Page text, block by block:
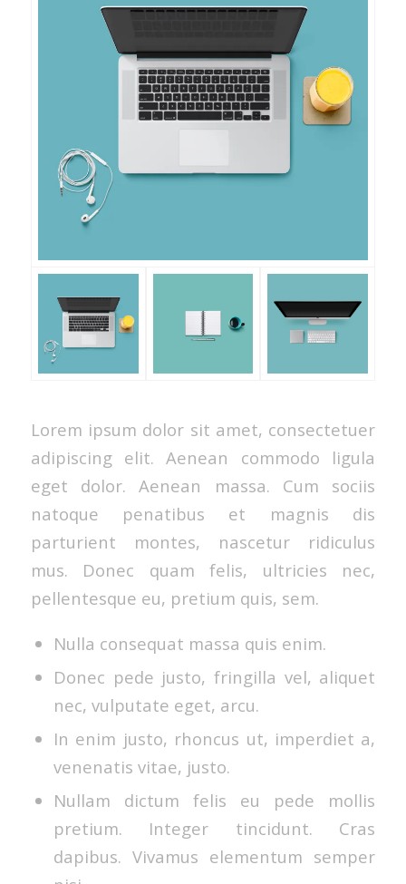
Lorem ipsum dolor sit amet, consectetuer
adipiscing elit. Aenean commodo ligula
eget dolor. Aenean massa. Cum sociis
natoque penatibus et magnis dis
parturient montes, nascetur ridiculus
mus. Donec quam felis, ultricies nec,
pellentesque eu, pretium quis, sem.
Nulla consequat massa quis enim.
Donec pede justo, fringilla vel, aliquet
nec, vulputate eget, arcu.
In enim justo, rhoncus ut, imperdiet a,
venenatis vitae, justo.
Nullam dictum felis eu pede mollis
pretium. Integer tincidunt. Cras
dapibus. Vivamus elementum semper